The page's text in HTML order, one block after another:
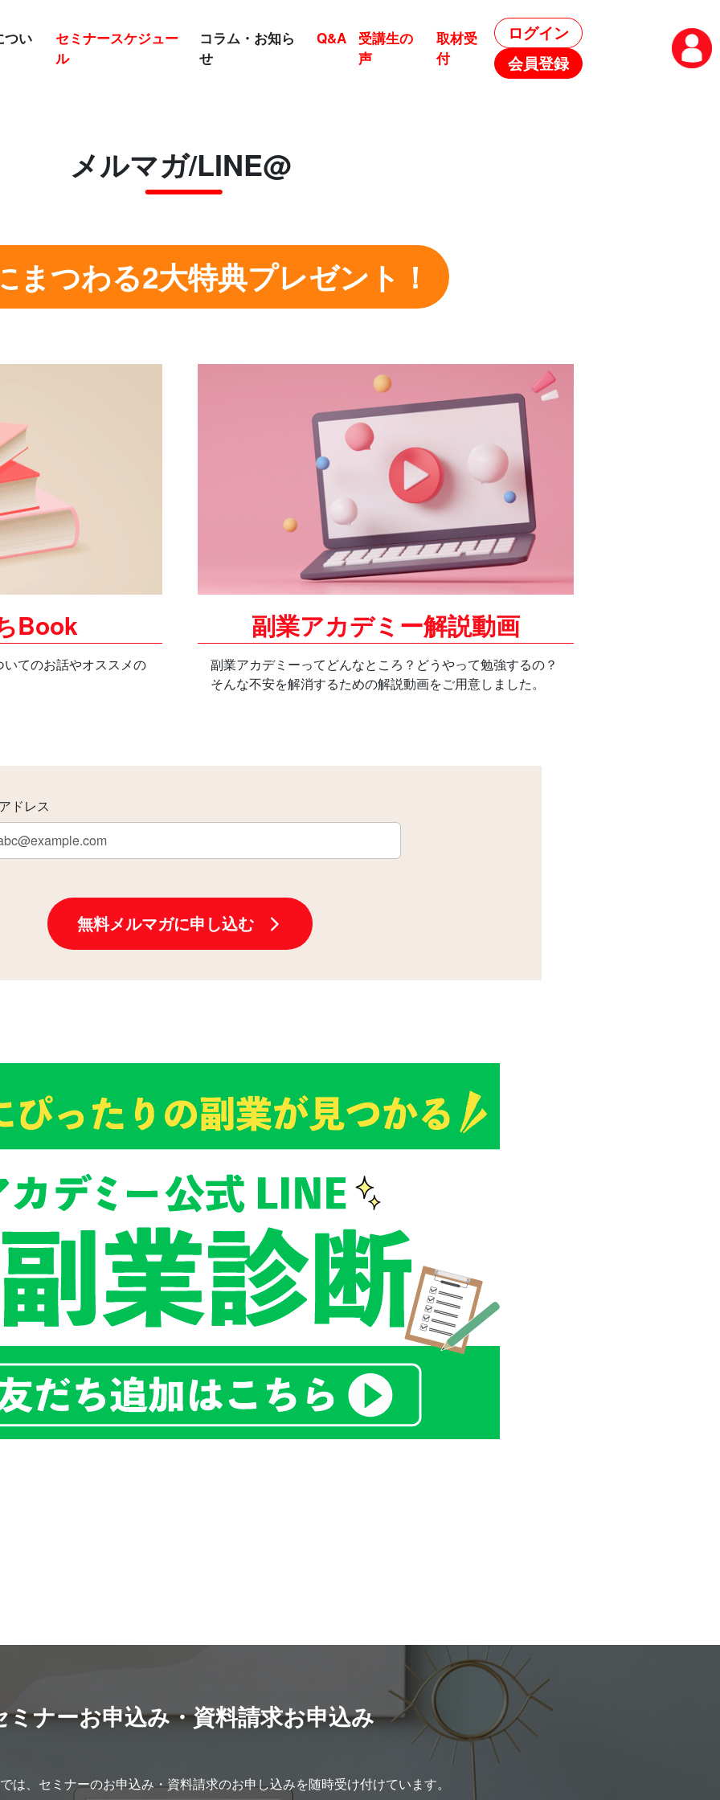
つい
セミナースケジュー
ル
コラム・お知ら
せ
Q&A
受講生の
声
取材受
付
ログイン
会員登録
メルマガ/LINE@
まつわる2大特典プレゼント！
Book
てのお話やオススメの
副業アカデミー解説動画
副業アカデミーってどんなところ？どうやって勉強するの？
そんな不安を解消するための解説動画をご用意しました。
ドレス
無料メルマガに申し込む
ミナーお申込み・資料請求お申込み
は、セミナーのお申込み・資料請求のお申し込みを随時受け付けています。